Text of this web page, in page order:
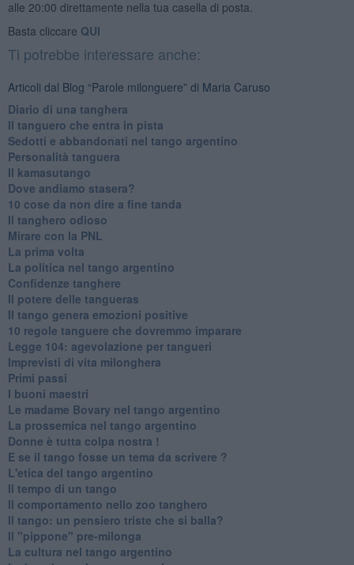
alle 20:00 direttamente nella tua casella di posta.
Basta cliccare QUI
Ti potrebbe interessare anche:
Articoli dal Blog “Parole milonguere” di Maria Caruso
Diario di una tanghera
Il tanguero che entra in pista
Sedotti e abbandonati nel tango argentino
Personalità tanguera
Il kamasutango
Dove andiamo stasera?
10 cose da non dire a fine tanda
Il tanghero odioso
Mirare con la PNL
La prima volta
La politica nel tango argentino
Confidenze tanghere
Il potere delle tangueras
Il tango genera emozioni positive
10 regole tanguere che dovremmo imparare
Legge 104: agevolazione per tangueri
Imprevisti di vita milonghera
Primi passi
I buoni maestri
Le madame Bovary nel tango argentino
La prossemica nel tango argentino
Donne è tutta colpa nostra !
E se il tango fosse un tema da scrivere ?
L'etica del tango argentino
Il tempo di un tango
Il comportamento nello zoo tanghero
Il tango: un pensiero triste che si balla?
Il "pippone" pre-milonga
La cultura nel tango argentino